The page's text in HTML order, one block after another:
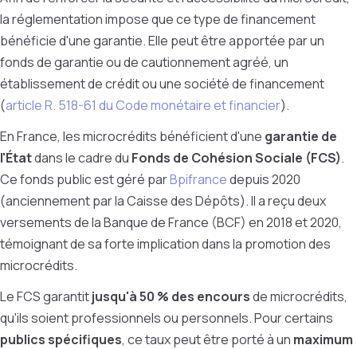
la réglementation impose que ce type de financement
bénéficie d'une garantie. Elle peut être apportée par un
fonds de garantie ou de cautionnement agréé, un
établissement de crédit ou une société de financement
(article R. 518-61 du Code monétaire et financier).
En France, les microcrédits bénéficient d'une garantie de
l'Étatdans le cadre du Fonds de Cohésion Sociale (FCS).
Ce fonds public est géré parBpifrancedepuis 2020
(anciennement par la Caisse des Dépôts). Il a reçu deux
versements de la Banque de France (BCF) en 2018 et 2020,
témoignant de sa forte implication dans la promotion des
microcrédits.
Le FCS garantitjusqu'à 50 % des encoursde microcrédits,
qu'ils soient professionnels ou personnels. Pour certains
publics spécifiques, ce taux peut être porté à un maximum